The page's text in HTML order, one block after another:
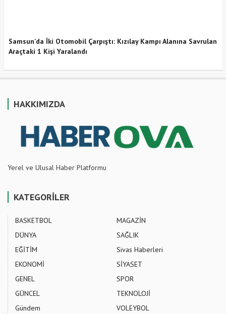
Samsun’da İki Otomobil Çarpıştı: Kızılay Kampı Alanına Savrulan
Araçtaki 1 Kişi Yaralandı
HAKKIMIZDA
Yerel ve Ulusal Haber Platformu
KATEGORİLER
BASKETBOL
DÜNYA
EĞİTİM
EKONOMİ
GENEL
GÜNCEL
Gündem
MAGAZİN
SAĞLIK
Sivas Haberleri
SİYASET
SPOR
TEKNOLOJİ
VOLEYBOL